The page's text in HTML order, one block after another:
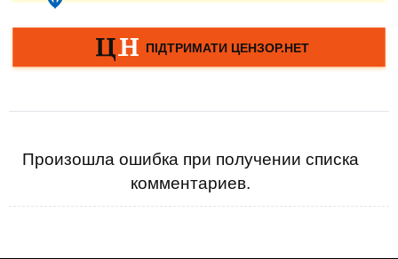
Произошла ошибка при получении списка
комментариев.